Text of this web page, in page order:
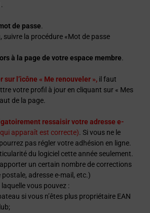
de passe.
suivre la procédure «Mot de passe
à la page de votre espace membre.
sur l’icône « Me renouveler », il faut
votre profil à jour en cliquant sur « Mes
de la page.
ressaisir votre adresse e-
apparaît est correcte). Si vous ne le
pas régler votre adhésion en ligne.
du logiciel cette année seulement.
un certain nombre de corrections
adresse e-mail, etc.)
laquelle vous pouvez :
si vous n’êtes plus propriétaire EAN